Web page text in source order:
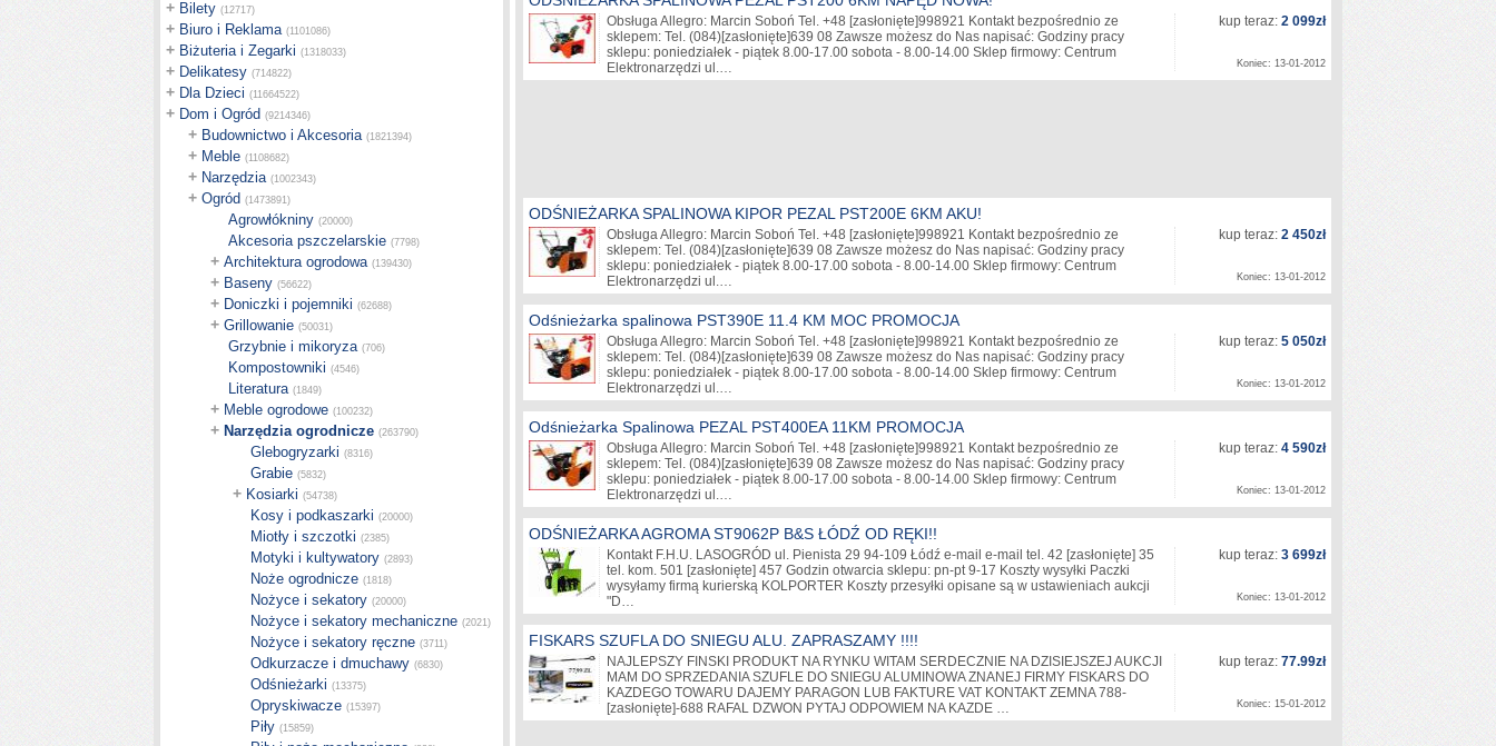
+ Bilety (12717)
+ Biuro i Reklama (1101086)
+ Biżuteria i Zegarki (1318033)
+ Delikatesy (714822)
+ Dla Dzieci (11664522)
+ Dom i Ogród (9214346)
+ Budownictwo i Akcesoria (1821394)
+ Meble (1108682)
+ Narzędzia (1002343)
+ Ogród (1473891)
Agrowłókniny (20000)
Akcesoria pszczelarskie (7798)
+ Architektura ogrodowa (139430)
+ Baseny (56622)
+ Doniczki i pojemniki (62688)
+ Grillowanie (50031)
Grzybnie i mikoryza (706)
Kompostowniki (4546)
Literatura (1849)
+ Meble ogrodowe (100232)
+ Narzędzia ogrodnicze (263790)
Glebogryzarki (8316)
Grabie (5832)
+ Kosiarki (54738)
Kosy i podkaszarki (20000)
Miotły i szczotki (2385)
Motyki i kultywatory (2893)
Noże ogrodnicze (1818)
Nożyce i sekatory (20000)
Nożyce i sekatory mechaniczne (2021)
Nożyce i sekatory ręczne (3711)
Odkurzacze i dmuchawy (6830)
Odśnieżarki (13375)
Opryskiwacze (15397)
Piły (15859)
Obsługa Allegro: Marcin Soboń Tel. +48 [zasłonięte]998921 Kontakt bezpośrednio ze
sklepem: Tel. (084)[zasłonięte]639 08 Zawsze możesz do Nas napisać: Godziny pracy
sklepu: poniedziałek - piątek 8.00-17.00 sobota - 8.00-14.00 Sklep firmowy: Centrum
Elektronarzędzi ul.…
kup teraz: 2 099zł
Koniec: 13-01-2012
ODŚNIEŻARKA SPALINOWA KIPOR PEZAL PST200E 6KM AKU!
Obsługa Allegro: Marcin Soboń Tel. +48 [zasłonięte]998921 Kontakt bezpośrednio ze
sklepem: Tel. (084)[zasłonięte]639 08 Zawsze możesz do Nas napisać: Godziny pracy
sklepu: poniedziałek - piątek 8.00-17.00 sobota - 8.00-14.00 Sklep firmowy: Centrum
Elektronarzędzi ul.…
kup teraz: 2 450zł
Koniec: 13-01-2012
Odśnieżarka spalinowa PST390E 11.4 KM MOC PROMOCJA
Obsługa Allegro: Marcin Soboń Tel. +48 [zasłonięte]998921 Kontakt bezpośrednio ze
sklepem: Tel. (084)[zasłonięte]639 08 Zawsze możesz do Nas napisać: Godziny pracy
sklepu: poniedziałek - piątek 8.00-17.00 sobota - 8.00-14.00 Sklep firmowy: Centrum
Elektronarzędzi ul.…
kup teraz: 5 050zł
Koniec: 13-01-2012
Odśnieżarka Spalinowa PEZAL PST400EA 11KM PROMOCJA
Obsługa Allegro: Marcin Soboń Tel. +48 [zasłonięte]998921 Kontakt bezpośrednio ze
sklepem: Tel. (084)[zasłonięte]639 08 Zawsze możesz do Nas napisać: Godziny pracy
sklepu: poniedziałek - piątek 8.00-17.00 sobota - 8.00-14.00 Sklep firmowy: Centrum
Elektronarzędzi ul.…
kup teraz: 4 590zł
Koniec: 13-01-2012
ODŚNIEŻARKA AGROMA ST9062P B&S ŁÓDŹ OD RĘKI!!
Kontakt F.H.U. LASOGRÓD ul. Pienista 29 94-109 Łódź e-mail e-mail tel. 42 [zasłonięte] 35
tel. kom. 501 [zasłonięte] 457 Godzin otwarcia sklepu: pn-pt 9-17 Koszty wysyłki Paczki
wysyłamy firmą kurierską KOLPORTER Koszty przesyłki opisane są w ustawieniach aukcji
"D…
kup teraz: 3 699zł
Koniec: 13-01-2012
FISKARS SZUFLA DO SNIEGU ALU. ZAPRASZAMY !!!!
NAJLEPSZY FINSKI PRODUKT NA RYNKU WITAM SERDECZNIE NA DZISIEJSZEJ AUKCJI
MAM DO SPRZEDANIA SZUFLE DO SNIEGU ALUMINOWA ZNANEJ FIRMY FISKARS DO
KAZDEGO TOWARU DAJEMY PARAGON LUB FAKTURE VAT KONTAKT ZEMNA 788-
[zasłonięte]-688 RAFAL DZWON PYTAJ ODPOWIEM NA KAZDE …
kup teraz: 77.99zł
Koniec: 15-01-2012